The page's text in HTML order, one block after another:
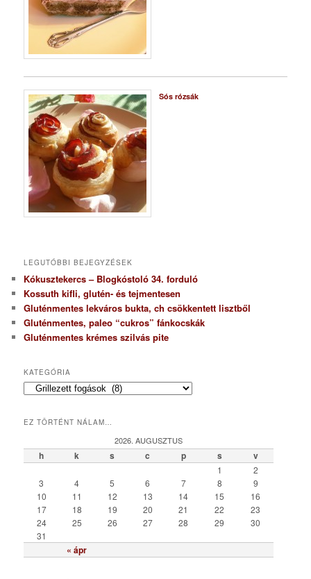
Sós rózsák
LEGUTÓBBI BEJEGYZÉSEK
Kókusztekercs – Blogkóstoló 34. forduló
Kossuth kifli, glutén- és tejmentesen
Gluténmentes lekváros bukta, ch csökkentett lisztből
Gluténmentes, paleo “cukros” fánkocskák
Gluténmentes krémes szilvás pite
KATEGÓRIA
e
r
EZ TÖRTÉNT NÁLAM…
2026. AUGUSZTUS
h k s c p s v
« ápr
1
2
3
4 5 6 7 8
9
10
11 12 13 14 15
16
17
18 19 20 21 22
23
24
25 26 27 28 29
30
31